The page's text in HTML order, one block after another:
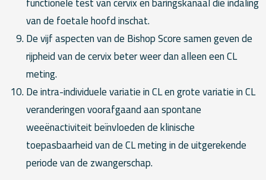
van de foetale hoofd inschat.
De vijf aspecten van de Bishop Score samen geven de
rijpheid van de cervix beter weer dan alleen een CL
meting.
De intra-individuele variatie in CL en grote variatie in CL
veranderingen voorafgaand aan spontane
weeënactiviteit beïnvloeden de klinische
toepasbaarheid van de CL meting in de uitgerekende
periode van de zwangerschap.